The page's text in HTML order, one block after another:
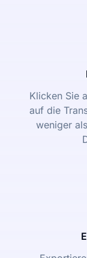
Klicken Sie
auf die
weniger